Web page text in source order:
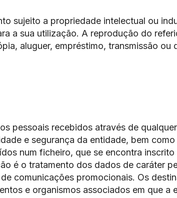
sujeito a propriedade intelectual ou
a sua utilização. A reprodução do
aluguer, empréstimo, transmissão ou
pessoais recebidos através de
e segurança da entidade, bem
num ficheiro, que se encontra
é o tratamento dos dados de caráter
comunicações promocionais. Os
e organismos associados em que a